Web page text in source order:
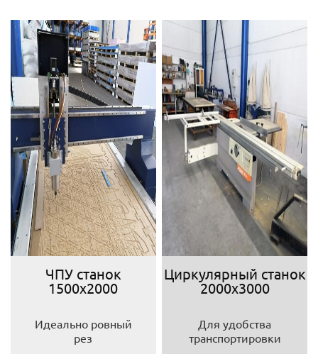
ЧПУ станок
1500х2000
Идеально ровный
рез
Циркулярный станок
2000х3000
Для удобства
транспортировки